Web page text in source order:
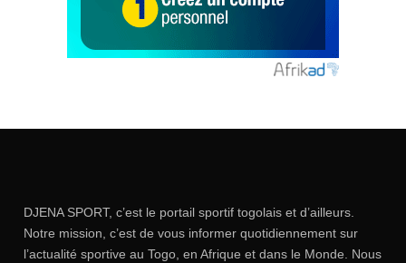
DJENA SPORT, c’est le portail sportif togolais et d’ailleurs.
Notre mission, c’est de vous informer quotidiennement sur
l’actualité sportive au Togo, en Afrique et dans le Monde. Nous